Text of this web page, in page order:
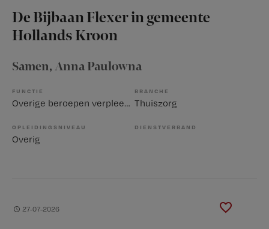
De Bijbaan Flexer in gemeente
Hollands Kroon
Samen, Anna Paulowna
FUNCTIE
Overige beroepen verpleegkunde
BRANCHE
Thuiszorg
OPLEIDINGSNIVEAU
Overig
DIENSTVERBAND
27-07-2026